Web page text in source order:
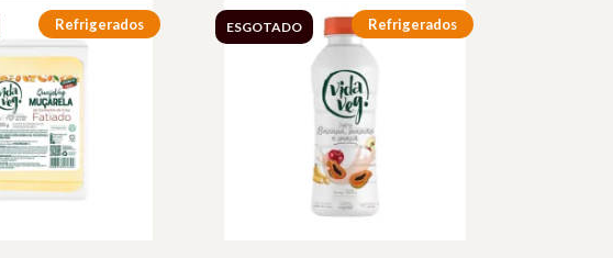
Refrigerados Refrigerados
ESGOTADO